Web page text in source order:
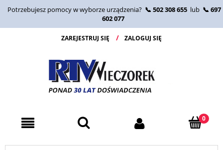
Potrzebujesz pomocy w wyborze urządzenia? 📞 502 308 655 lub 📞 697
602 077
ZAREJESTRUJ SIĘ ZALOGUJ SIĘ